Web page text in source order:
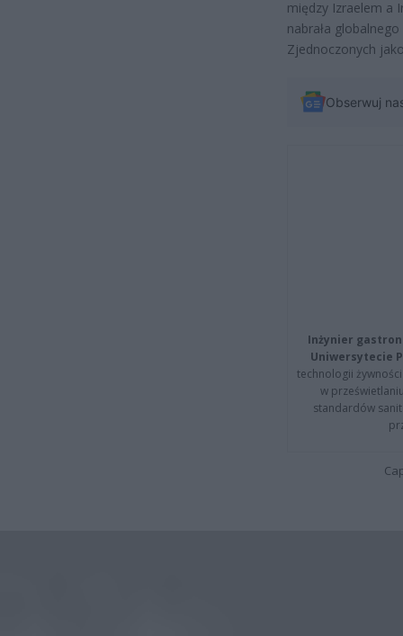
między Izraelem a
nabrała
Zjednoczonych
Obserwuj
Inżynier
Uniwersytecie
technologii
w
standardów